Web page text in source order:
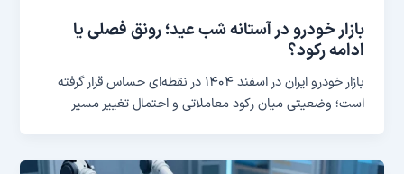
بازار خودرو در آستانه شب عید؛ رونق فصلی یا
ادامه رکود؟
بازار خودرو ایران در اسفند ۱۴۰۴ در نقطه‌ای حساس قرار گرفته
است؛ وضعیتی میان رکود معاملاتی و احتمال تغییر مسیر